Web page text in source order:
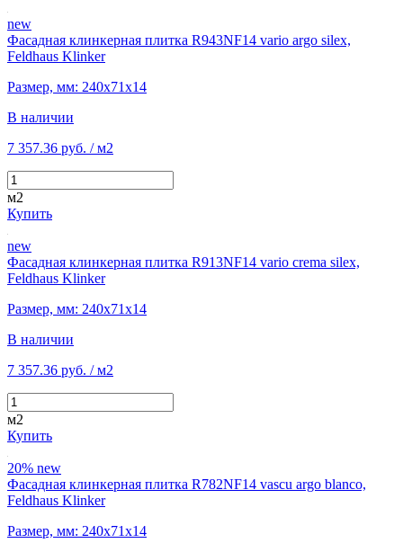
new
Фасадная клинкерная плитка R943NF14 vario argo silex,
Feldhaus Klinker
Размер, мм: 240х71х14
В наличии
7 357.36 руб. / м2
м2
Купить
new
Фасадная клинкерная плитка R913NF14 vario crema silex,
Feldhaus Klinker
Размер, мм: 240х71х14
В наличии
7 357.36 руб. / м2
м2
Купить
20% new
Фасадная клинкерная плитка R782NF14 vascu argo blanco,
Feldhaus Klinker
Размер, мм: 240х71х14